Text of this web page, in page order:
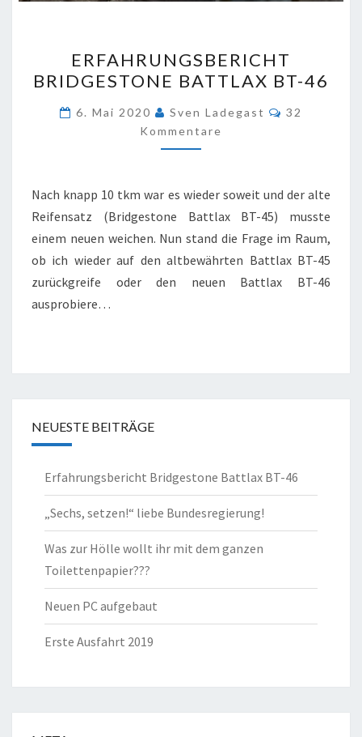
BRIDGESTONE
BATTLAX
BT-
46
ERFAHRUNGSBERICHT
BRIDGESTONE BATTLAX BT-46
6. Mai 2020 Sven Ladegast
32
Kommentare
Nach knapp 10 tkm war es wieder soweit und der alte
Reifensatz (Bridgestone Battlax BT-45) musste
einem neuen weichen. Nun stand die Frage im Raum,
ob ich wieder auf den altbewährten Battlax BT-45
zurückgreife oder den neuen Battlax BT-46
ausprobiere…
NEUESTE BEITRÄGE
Erfahrungsbericht Bridgestone Battlax BT-46
„Sechs, setzen!“ liebe Bundesregierung!
Was zur Hölle wollt ihr mit dem ganzen
Toilettenpapier???
Neuen PC aufgebaut
Erste Ausfahrt 2019